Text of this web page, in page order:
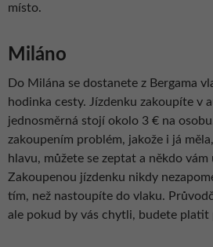
místo.
Miláno
Do Milána se dostanete z Bergama
hodinka cesty. Jízdenku zakoupíte v
jednosměrná stojí okolo 3 € na
zakoupením problém, jakože i já
hlavu, můžete se zeptat a někdo
Zakoupenou jízdenku nikdy
tím, než nastoupíte do vlaku.
ale pokud by vás chytli, budete platit